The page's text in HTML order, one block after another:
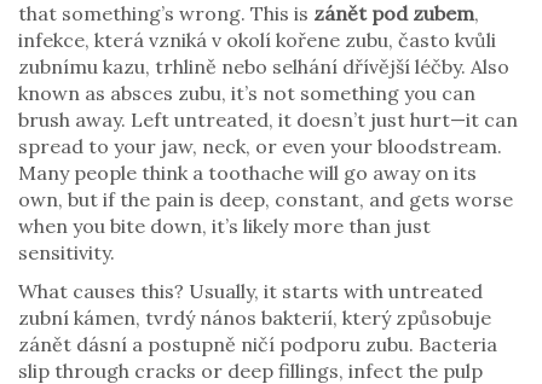
that something’s wrong. This is zánět pod zubem,
infekce, která vzniká v okolí kořene zubu, často kvůli
zubnímu kazu, trhlině nebo selhání dřívější léčby. Also
known as absces zubu, it’s not something you can
brush away. Left untreated, it doesn’t just hurt—it can
spread to your jaw, neck, or even your bloodstream.
Many people think a toothache will go away on its
own, but if the pain is deep, constant, and gets worse
when you bite down, it’s likely more than just
sensitivity.
What causes this? Usually, it starts with untreated
zubní kámen, tvrdý nános bakterií, který způsobuje
zánět dásní a postupně ničí podporu zubu. Bacteria
slip through cracks or deep fillings, infect the pulp